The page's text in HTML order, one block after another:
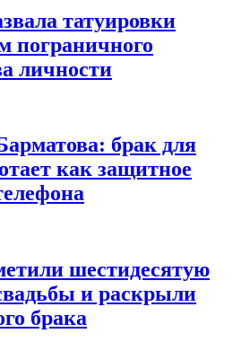
татуировки
пограничного
личности
брак для
как защитное
шестидесятую
и раскрыли
брака